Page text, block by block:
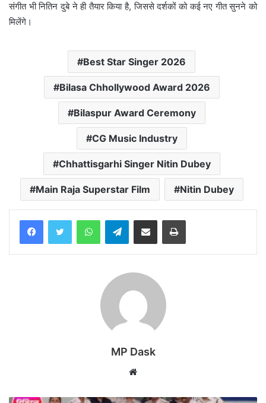
संगीत भी नितिन दुबे ने ही तैयार किया है, जिससे दर्शकों को कई नए गीत सुनने को
मिलेंगे।
Best Star Singer 2026
Bilasa Chhollywood Award 2026
Bilaspur Award Ceremony
CG Music Industry
Chhattisgarhi Singer Nitin Dubey
Main Raja Superstar Film Nitin Dubey
WhatsAppTelegramShare via Email Print
MP Dask
Website